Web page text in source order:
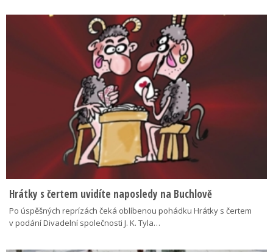
Hrátky s čertem uvidíte naposledy na Buchlově
Po úspěšných reprízách čeká oblíbenou pohádku Hrátky s čertem
v podání Divadelní společnosti J. K. Tyla…